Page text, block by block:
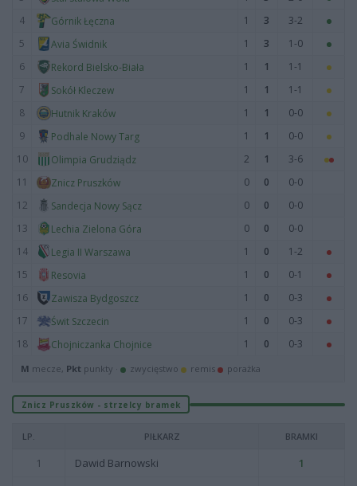
4
Górnik Łęczna 1 3
3-2
5
Avia Świdnik 1 3
1-0
6
Rekord Bielsko-Biała 1 1
1-1
7
Sokół Kleczew 1 1
1-1
8
Hutnik Kraków 1 1
0-0
9
Podhale Nowy Targ 1 1
0-0
10
Olimpia Grudziądz 2 1
3-6
11
Znicz Pruszków 0 0
0-0
12
Sandecja Nowy Sącz 0 0
0-0
13
Lechia Zielona Góra 0 0
0-0
14
Legia II Warszawa 1 0
1-2
15
Resovia 1 0
0-1
16
Zawisza Bydgoszcz 1 0
0-3
17
Świt Szczecin 1 0
0-3
18
Chojniczanka Chojnice 1 0 0-3
M mecze, Pkt punkty · zwycięstwo remis porażka
Znicz Pruszków - strzelcy bramek
LP. PIŁKARZ BRAMKI
1 Dawid Barnowski
1